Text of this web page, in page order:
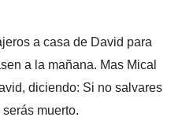
a casa de David para
a la mañana. Mas Mical
diciendo: Si no sal­vares
muerto.